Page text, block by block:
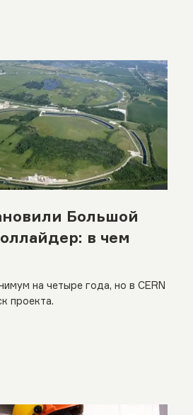
Большой
в чем
на четыре года, но в CERN
проекта.